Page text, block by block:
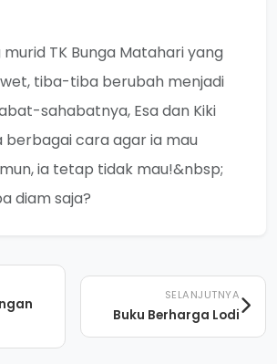
murid TK Bunga Matahari yang
tiba-tiba berubah menjadi
sahabatnya, Esa dan Kiki
berbagai cara agar ia mau
ia tetap tidak mau!&nbsp;
diam saja?
SELANJUTNYA
Buku Berharga Lodi